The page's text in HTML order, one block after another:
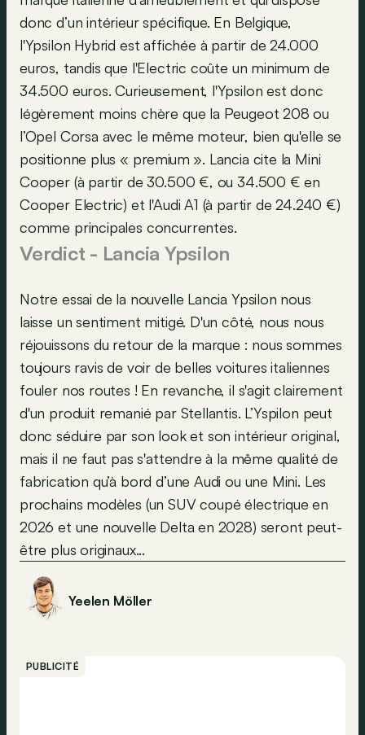
donc d’un intérieur spécifique. En Belgique,
l'Ypsilon Hybrid est affichée à partir de 24.000
euros, tandis que l'Electric coûte un minimum de
34.500 euros. Curieusement, l'Ypsilon est donc
légèrement moins chère que la Peugeot 208 ou
l’Opel Corsa avec le même moteur, bien qu'elle se
positionne plus « premium ». Lancia cite la Mini
Cooper (à partir de 30.500 €, ou 34.500 € en
Cooper Electric) et l'Audi A1 (à partir de 24.240 €)
comme principales concurrentes.
Verdict - Lancia Ypsilon
Notre essai de la nouvelle Lancia Ypsilon nous
laisse un sentiment mitigé. D'un côté, nous nous
réjouissons du retour de la marque : nous sommes
toujours ravis de voir de belles voitures italiennes
fouler nos routes ! En revanche, il s'agit clairement
d'un produit remanié par Stellantis. L’Yspilon peut
donc séduire par son look et son intérieur original,
mais il ne faut pas s'attendre à la même qualité de
fabrication qu’à bord d’une Audi ou une Mini. Les
prochains modèles (un SUV coupé électrique en
2026 et une nouvelle Delta en 2028) seront peut-
être plus originaux...
Yeelen Möller
PUBLICITÉ